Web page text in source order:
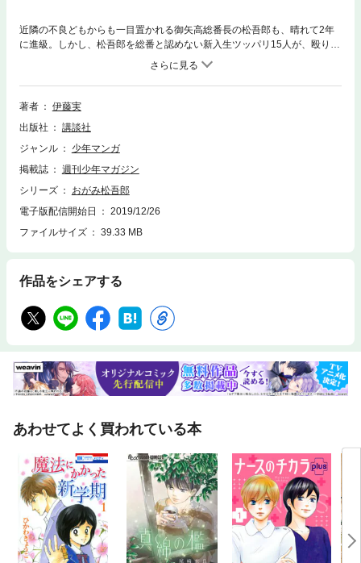
近隣の不良どもからも一目置かれる御矢高総番長の松吾郎も、晴れて2年
に進級。しかし、松吾郎を総番と認めない新入生ツッパリ15人が、殴り込
みをかけてきた！ 仁義もルールもなく暴走する新人類不良に、松吾郎は
男の仁義をどう示すのか!? 「少年マガジン」連載前に増刊に連載してい
た「マガジンスペシャル」版を収録した第2巻。中学時代の松吾郎の淡い
恋がまぶしい番外編を併録!!
著者
伊藤実
出版社
講談社
ジャンル
少年マンガ
掲載誌
週刊少年マガジン
シリーズ
おがみ松吾郎
電子版配信開始日
2019/12/26
ファイルサイズ
39.33 MB
作品をシェアする
あわせてよく買われている本